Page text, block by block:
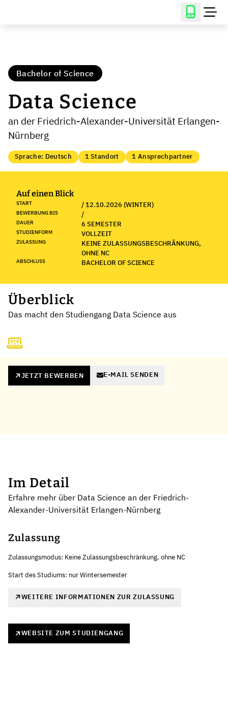
Bachelor of Science
Data Science
an der Friedrich-Alexander-Universität Erlangen-
Nürnberg
Sprache: Deutsch 1 Standort 1 Ansprechpartner
Auf einen Blick
START / 12.10.2026 (WINTER)
BEWERBUNG BIS /
DAUER 6 SEMESTER
STUDIENFORM VOLLZEIT
ZULASSUNG
KEINE ZULASSUNGSBESCHRÄNKUNG,
OHNE NC
ABSCHLUSS BACHELOR OF SCIENCE
Überblick
Das macht den Studiengang Data Science aus
JETZT BEWERBEN E-MAIL SENDEN
Im Detail
Erfahre mehr über Data Science an der Friedrich-
Alexander-Universität Erlangen-Nürnberg
Zulassung
Zulassungsmodus: Keine Zulassungsbeschränkung, ohne NC
Start des Studiums: nur Wintersemester
WEITERE INFORMATIONEN ZUR ZULASSUNG
WEBSITE ZUM STUDIENGANG